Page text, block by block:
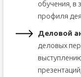
обучения, в
профиля
Деловой
деловых